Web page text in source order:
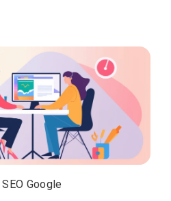
SEO Google